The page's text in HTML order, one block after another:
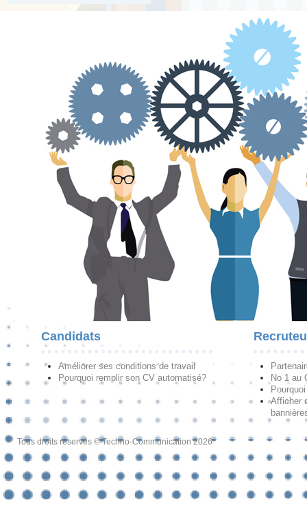
Candidats
Améliorer ses conditions de travail
Pourquoi remplir son CV automatisé?
No 1 au
Afficher
Tous droits réservés © Techno-Communication 2026